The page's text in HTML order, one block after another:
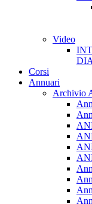
Video
Corsi
Annuari
Archivio